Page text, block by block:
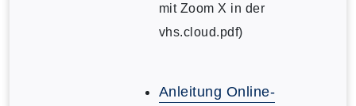
mit Zoom X in der
vhs.cloud.pdf)
Anleitung Online-